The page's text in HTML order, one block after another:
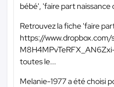
bébé', 'faire part naissance
Retrouvez la fiche 'faire
https://
toutes le...
Melanie-1977 a été choisi